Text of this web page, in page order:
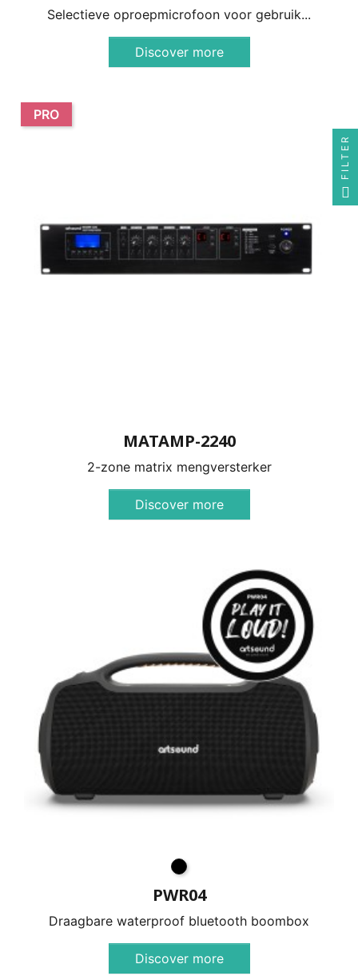
Selectieve oproepmicrofoon voor gebruik...
Discover more
MATAMP-2240
2-zone matrix mengversterker
Discover more
PRO
PWR04
Draagbare waterproof bluetooth boombox
Discover more
FILTER